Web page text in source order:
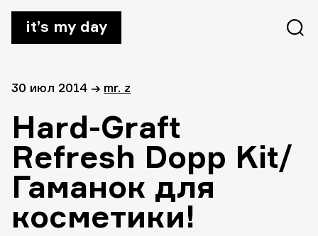
it’s my day
30 июл 2014 → mr. z
Hard-Graft
Refresh Dopp Kit/
Гаманок для
косметики!